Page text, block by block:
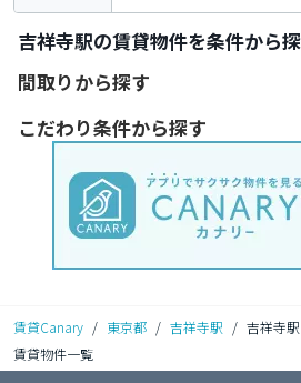
吉祥寺駅の賃貸物件を条件から
間取りから探す
こだわり条件から探す
賃貸Canary / 東京都 / 吉祥寺駅 / 吉祥寺
賃貸物件一覧